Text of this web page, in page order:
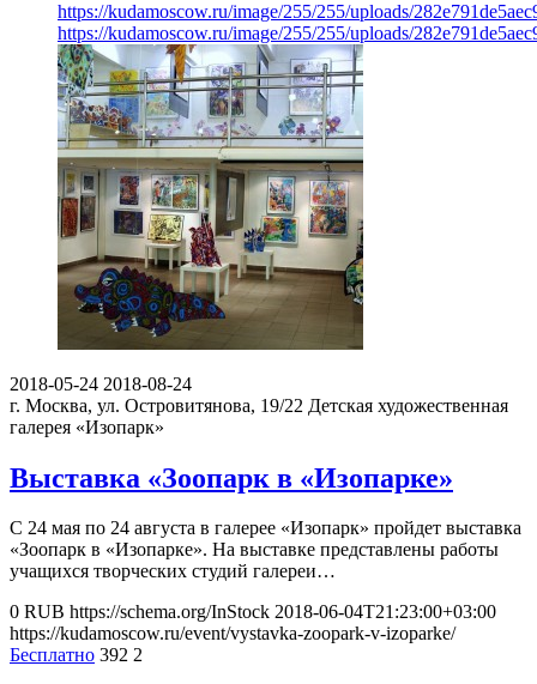
https://kudamoscow.ru/image/255/255/uploads/
https://kudamoscow.ru/image/255/255/uploads/
2018-05-24 2018-08-24
г. Москва, ул. Островитянова, 19/22 Детская художественная
галерея «Изопарк»
Выставка «Зоопарк в «Изопарке»
С 24 мая по 24 августа в галерее «Изопарк» пройдет выставка
«Зоопарк в «Изопарке». На выставке представлены работы
учащихся творческих студий галереи…
0 RUB https://schema.org/InStock 2018-06-04T21:23:00+03:00
https://kudamoscow.ru/event/vystavka-zoopark-v-izoparke/
Бесплатно 392 2